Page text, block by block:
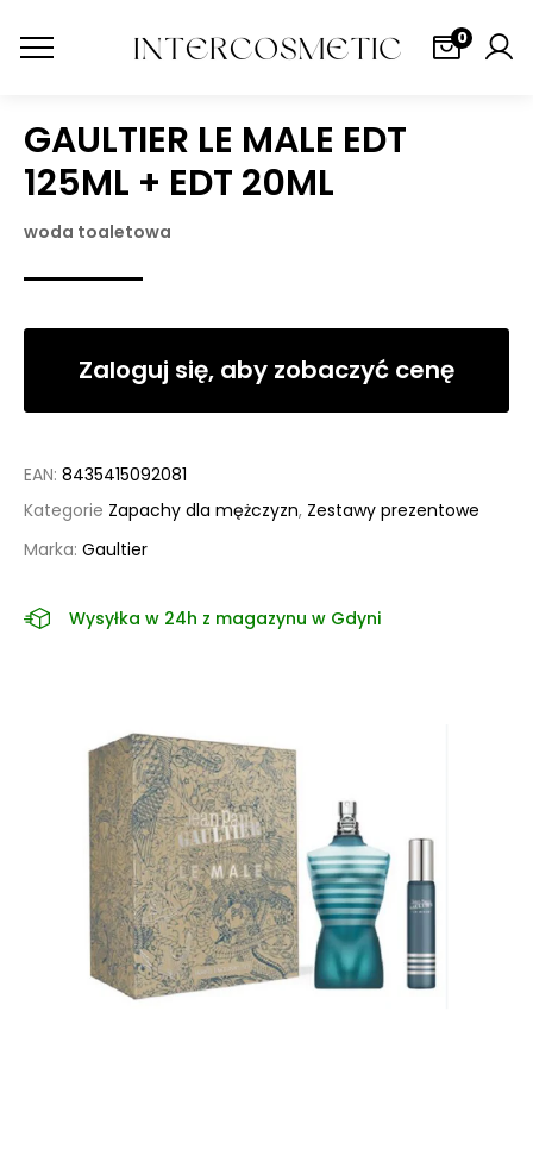
0
GAULTIER LE MALE EDT
125ML + EDT 20ML
woda toaletowa
Zaloguj się, aby zobaczyć cenę
EAN: 8435415092081
Kategorie Zapachy dla mężczyzn, Zestawy prezentowe
Marka: Gaultier
Wysyłka w 24h z magazynu w Gdyni